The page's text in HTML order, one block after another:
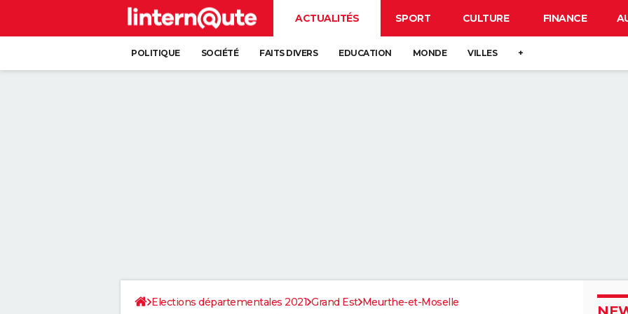
ACTUALITÉS SPORT CULTURE FINANCE
POLITIQUE SOCIÉTÉ FAITS DIVERS EDUCATION MONDE VILLES +
Elections départementales 2021 Grand Est Meurthe-et-Moselle